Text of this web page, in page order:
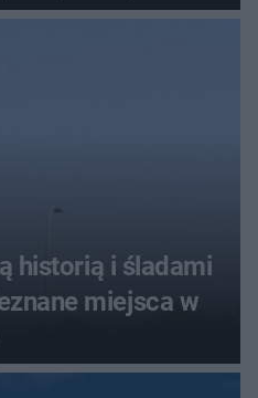
historią i śladami
miejsca w